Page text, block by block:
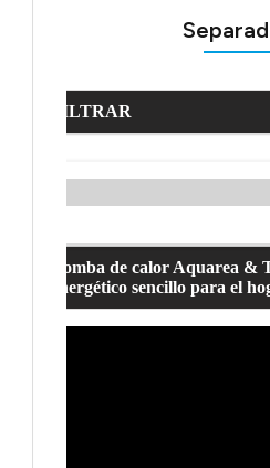
FILTRAR
Bomba de calor Aquarea &
energético sencillo para el